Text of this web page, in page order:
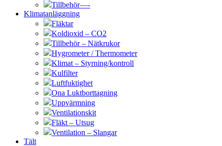
Tillbehör—-
Klimatanläggning
Fläktar
Koldioxid – CO2
Tillbehör – Nätkrukor
Hygrometer / Thermometer
Klimat – Styrning/kontroll
Kulfilter
Luftfuktighet
Ona Luktborttagning
Uppvärmning
Ventilationskit
Fläkt – Utsug
Ventilation – Slangar
Tält